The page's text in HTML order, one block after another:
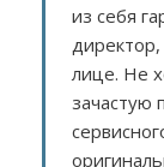
из себя
лице. Не
зачастую